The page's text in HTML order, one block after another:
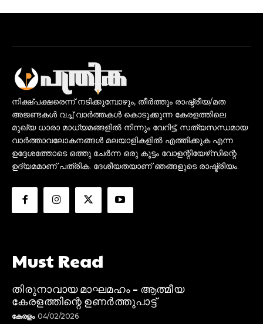
നിക്ഷ്പക്ഷരെന്ന് നടിക്കുമ്പോഴും, തീർത്തും രാഷ്ട്രീയ/മത
അജണ്ടകൾ വച്ച് വാർത്തകൾ കൊടുക്കുന്ന കേരളത്തിലെ
മുഖ്യ ധാരാ മാധ്യമങ്ങളിൽ നിന്നും വേറിട്ട്, സത്യസന്ധമായ
വാർത്താവലോകനങ്ങൾ മലയാളികളിൽ എത്തിക്കുക എന്ന
ഉദ്ദേശത്തോടെ ഒത്തു ചേർന്ന ഒരു കൂട്ടം വോളന്റിയേഴ്‌സിന്റെ
ഉദ്യമമാണ് പത്രിക. ദേശീയതയാണ് ഞങ്ങളുടെ രാഷ്ട്രീയം.
Must Read
തിരുനാവായ മാഘമഹം – ആത്മീയ
കേരളത്തിന്റെ ഉണർത്തുപാട്ട്
കേരളം 04/02/2026